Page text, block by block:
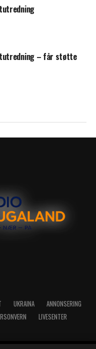
– får støtte
UKRAINA
ANNONSERING
LIVESENTER